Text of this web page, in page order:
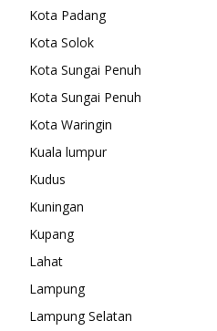
Kota Padang
Kota Solok
Kota Sungai Penuh
Kota Sungai Penuh
Kota Waringin
Kuala lumpur
Kudus
Kuningan
Kupang
Lahat
Lampung
Lampung Selatan